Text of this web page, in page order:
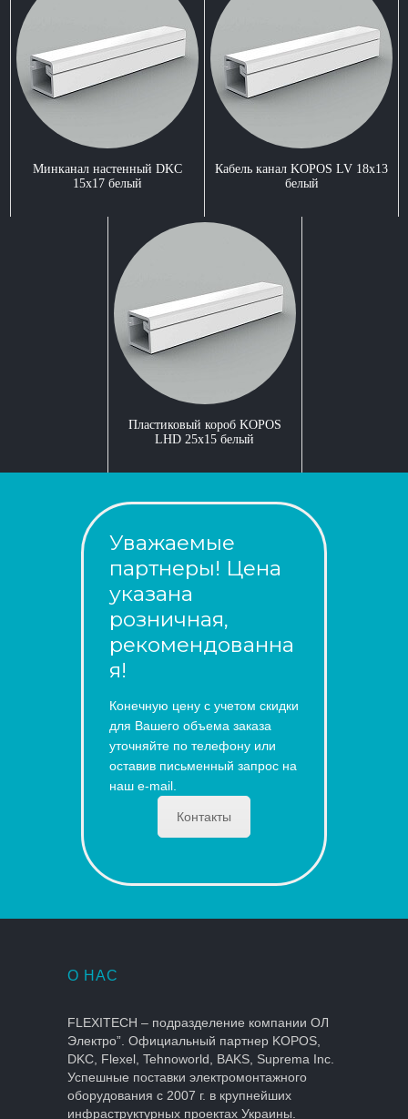
Минканал настенный DKC
15x17 белый
Кабель канал KOPOS LV 18x13
белый
Пластиковый короб KOPOS
LHD 25x15 белый
Уважаемые
партнеры! Цена
указана
розничная,
рекомендованна
я!
Конечную цену с учетом скидки
для Вашего объема заказа
уточняйте по телефону или
оставив письменный запрос на
наш e-mail.
Контакты
О НАС
FLEXITECH – подразделение компании ОЛ
Электро”. Официальный партнер KOPOS,
DKC, Flexel, Tehnoworld, BAKS, Suprema Inc.
Успешные поставки электромонтажного
оборудования с 2007 г. в крупнейших
инфраструктурных проектах Украины.